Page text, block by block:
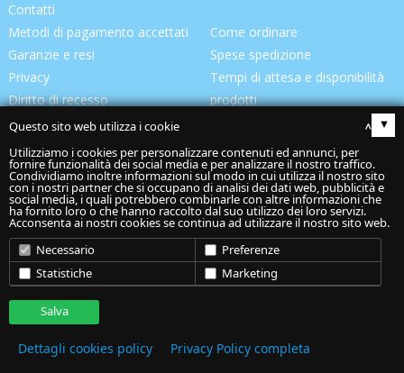
Contatti
Metodi di pagamento accettati
Garanzie e resi
Privacy
Diritto di recesso
Come ordinare
Spese spedizione
Tempi di attesa e disponibilità
prodotti
Codice spedizione:
“Giorgiottica Snc” Via S. Anna, 89/c - 62014 Corridonia (Mc) -
P.IVA 02082070422 - Cookie Policy-Privacy Policy
Hosted & created by
Questo sito web utilizza i cookie
▴
Utilizziamo i cookies per personalizzare contenuti ed annunci, per
fornire funzionalità dei social media e per analizzare il nostro traffico.
Condividiamo inoltre informazioni sul modo in cui utilizza il nostro sito
con i nostri partner che si occupano di analisi dei dati web, pubblicità e
social media, i quali potrebbero combinarle con altre informazioni che
ha fornito loro o che hanno raccolto dal suo utilizzo dei loro servizi.
Acconsenta ai nostri cookies se continua ad utilizzare il nostro sito web.
Necessario
Preferenze
Statistiche
Marketing
Salva
Dettagli cookies policy Privacy Policy completa